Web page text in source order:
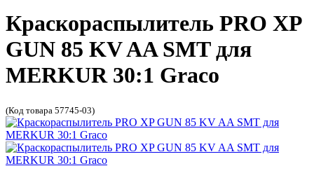
Краскораспылитель PRO XP
GUN 85 KV AA SMT для
MERKUR 30:1 Graco
(Код товара 57745-03)